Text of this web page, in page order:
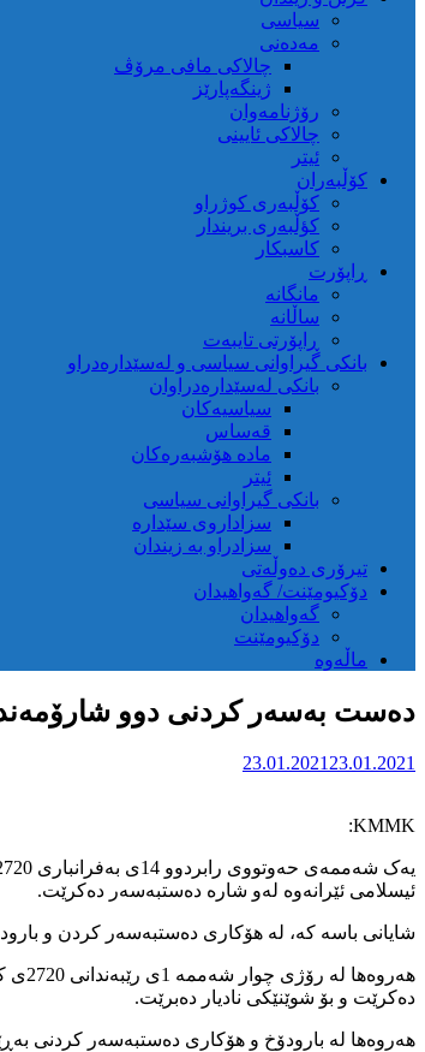
سیاسی
مەدەنی
چالاکی مافی مرۆڤ
ژینگەپارێز
رۆژنامەوان
چالاکی ئایینی
ئیتر
کۆڵبەران
کۆڵبەری کوژراو
کؤڵبەری بریندار
کاسبکار
ڕاپۆرت
مانگانە
ساڵانە
ڕاپۆرتی تایبەت
بانکی گیراوانی سیاسی و لەسێدارەدراو
بانکی لەسێدارەدراوان
سیاسیەکان
قەساس
مادە هۆشبەرەکان
ئیتر
بانکی گیراوانی سیاسی
سزاداروی سێدارە
سزادراو بە زیندان
تیرۆری دەوڵەتی
دۆکیومێنت/ گەواهیدان
گەواهیدان
دۆکیومێنت
ماڵەوە
دەست بەسەر کردنی دوو شارۆمەند
23.01.2021 23.01.2021
KMMK:
ئیسلامی ئێرانەوە لەو شارە دەستبەسەر دەکرێت.
شایانی باسە کە، لە هۆکاری دەستبەسەر کردن و
دەکرێت و بۆ شوێنێکی نادیار دەبرێت.
هەروەها لە بارودۆخ و هۆکاری دەستبەسەر کردنی